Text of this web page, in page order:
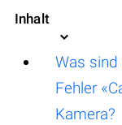
Inhalt
Was sind
Fehler
Kamera?